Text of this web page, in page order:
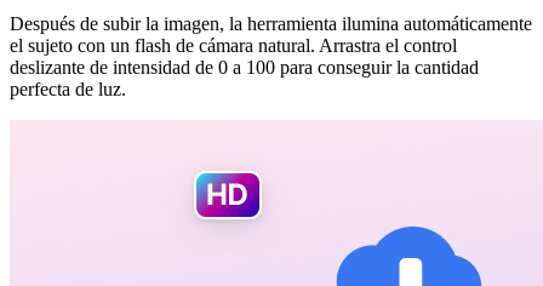
Después de subir la imagen, la herramienta ilumina automáticamente
el sujeto con un flash de cámara natural. Arrastra el control
deslizante de intensidad de 0 a 100 para conseguir la cantidad
perfecta de luz.